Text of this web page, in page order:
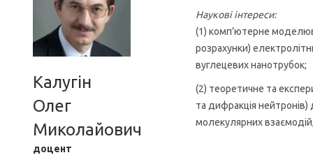
Калугін
Олег
Миколайович
доцент
Наукові інтереси:
(1) комп’ютерне
розрахунки)
вуглецевих нанотрубок;
(2) теоретичне та
та дифракція
молекулярних